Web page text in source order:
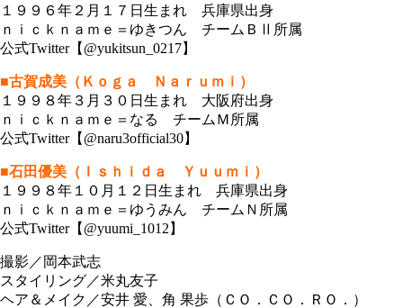
１９９６年２月１７日生まれ 兵庫県出身
ｎｉｃｋｎａｍｅ＝ゆきつん チームＢⅡ所属
公式Twitter【@yukitsun_0217】
■古賀成美（Ｋｏｇａ Ｎａｒｕｍｉ）
１９９８年３月３０日生まれ 大阪府出身
ｎｉｃｋｎａｍｅ＝なる チームＭ所属
公式Twitter【@naru3official30】
■石田優美（Ｉｓｈｉｄａ Ｙｕｕｍｉ）
１９９８年１０月１２日生まれ 兵庫県出身
ｎｉｃｋｎａｍｅ＝ゆうみん チームＮ所属
公式Twitter【@yuumi_1012】
撮影／岡本武志
スタイリング／米丸友子
ヘア＆メイク／安井 愛、角 果歩（ＣＯ．ＣＯ．ＲＯ．）